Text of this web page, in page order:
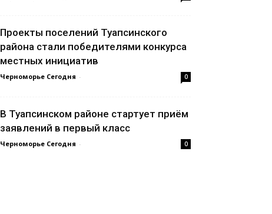
Проекты поселений Туапсинского
района стали победителями конкурса
местных инициатив
Черноморье Сегодня - 0
В Туапсинском районе стартует приём
заявлений в первый класс
Черноморье Сегодня - 0